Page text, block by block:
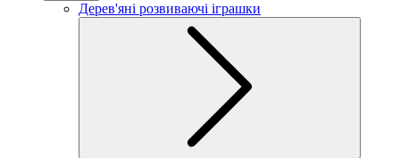
Дерев'яні розвиваючі іграшки